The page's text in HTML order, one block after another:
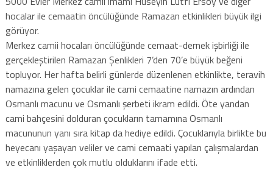
hocalar ile cemaatin öncülüğünde Ramazan etkinlikleri büyük ilgi
görüyor.
Merkez camii hocaları öncülüğünde cemaat-dernek işbirliği ile
gerçekleştirilen Ramazan Şenlikleri 7’den 70’e büyük beğeni
topluyor. Her hafta belirli günlerde düzenlenen etkinlikte, teravih
namazına gelen çocuklar ile cami cemaatine namazın ardından
Osmanlı macunu ve Osmanlı şerbeti ikram edildi. Öte yandan
cami bahçesini dolduran çocukların tamamına Osmanlı
macununun yanı sıra kitap da hediye edildi. Çocuklarıyla birlikte bu
heyecanı yaşayan veliler ve cami cemaati yapılan çalışmalardan
ve etkinliklerden çok mutlu olduklarını ifade etti.